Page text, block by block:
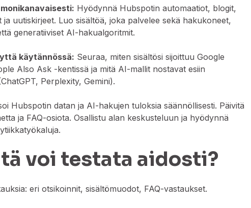
Hyödynnä Hubspotin automaatiot, blogit,
ja uutiskirjeet. Luo sisältöä, joka palvelee sekä hakukoneet,
generatiiviset AI-hakualgoritmit.
käytännössä: Seuraa, miten sisältösi sijoittuu Google
Also Ask -kentissä ja mitä AI-mallit nostavat esiin
Perplexity, Gemini).
Hubspotin datan ja AI-hakujen tuloksia säännöllisesti. Päivitä
ja FAQ-osiota. Osallistu alan keskusteluun ja hyödynnä
voi testata aidosti?
eri otsikoinnit, sisältömuodot, FAQ-vastaukset.